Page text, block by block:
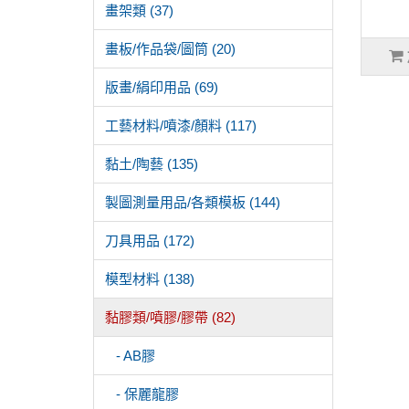
畫架類 (37)
畫板/作品袋/圖筒 (20)
版畫/絹印用品 (69)
工藝材料/噴漆/顏料 (117)
黏土/陶藝 (135)
製圖測量用品/各類模板 (144)
刀具用品 (172)
模型材料 (138)
黏膠類/噴膠/膠帶 (82)
- AB膠
- 保麗龍膠